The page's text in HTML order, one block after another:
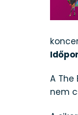
A The
nem